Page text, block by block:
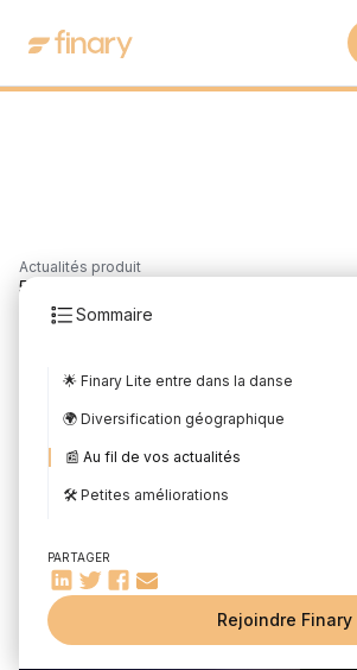
Actualités produit
Sommaire
🌟 Finary Lite entre dans la danse
🌍 Diversification géographique
📰 Au fil de vos actualités
🛠 Petites améliorations
🎙Un Finary Talk sur la crypto
PARTAGER
Rejoindre Finary
5
2023
Mounir Laggoune